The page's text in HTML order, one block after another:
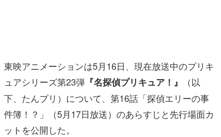
女性向け
アプリレビュー
その他
電ファミニコゲーマーとは？
東映アニメーションは5月16日、現在放送中のプリキ
ュアシリーズ第23弾 『名探偵プリキュア！』
（以
下、たんプリ）について、第16話「探偵エリーの事
件簿！？」（5月17日放送）のあらすじと先行場面カ
ットを公開した。